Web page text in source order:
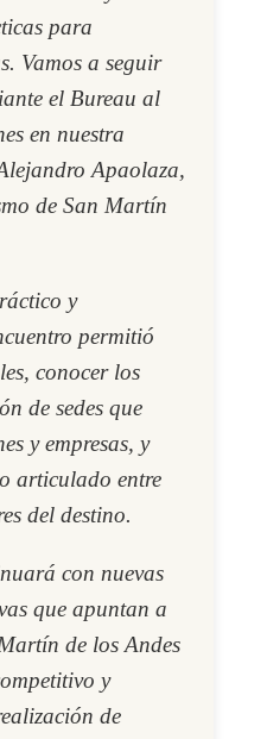
para
Vamos a seguir
el Bureau al
en nuestra
Apaolaza,
de San Martín
y
permitió
conocer los
de sedes que
y empresas, y
articulado entre
del destino.
con nuevas
que apuntan a
de los Andes
y
de